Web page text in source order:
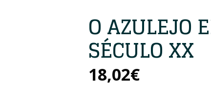
O AZULEJO
SÉCULO XX
18,02€